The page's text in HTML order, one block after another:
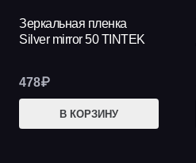
Зеркальная пленка
Silver mirror 50 TINTEK
478₽
В КОРЗИНУ